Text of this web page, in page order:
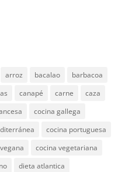
arroz bacalao
barbacoa
canapé carne
caza
cocina gallega
cocina portuguesa
cocina vegetariana
dieta atlantica